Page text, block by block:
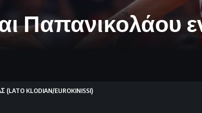
Παπανικολάου
KLODIAN/EUROKINISSI)